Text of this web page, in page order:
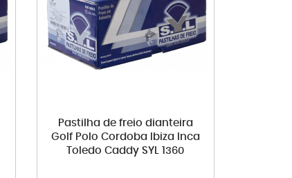
Pastilha de freio dianteira
Golf Polo Cordoba Ibiza Inca
Toledo Caddy SYL 1360